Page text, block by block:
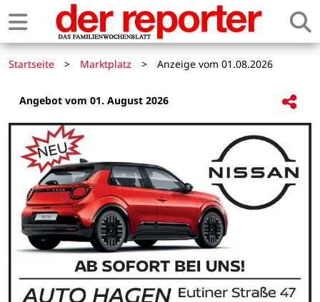
Startseite > Marktplatz > Anzeige vom 01.08.2026
Angebot vom 01. August 2026